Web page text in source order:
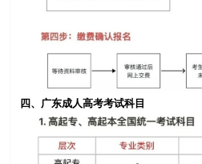
四、广东成人高考考试科目